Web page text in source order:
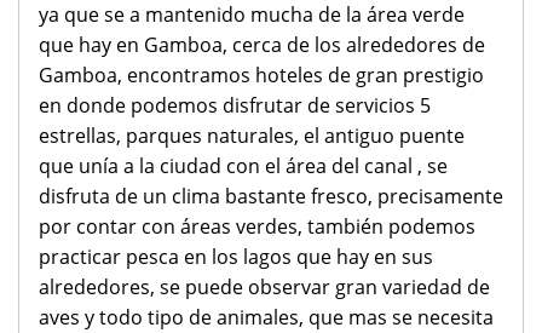
ya que se a mantenido mucha de la área verde
que hay en Gamboa, cerca de los alrededores de
Gamboa, encontramos hoteles de gran prestigio
en donde podemos disfrutar de servicios 5
estrellas, parques naturales, el antiguo puente
que unía a la ciudad con el área del canal , se
disfruta de un clima bastante fresco, precisamente
por contar con áreas verdes, también podemos
practicar pesca en los lagos que hay en sus
alrededores, se puede observar gran variedad de
aves y todo tipo de animales, que mas se necesita